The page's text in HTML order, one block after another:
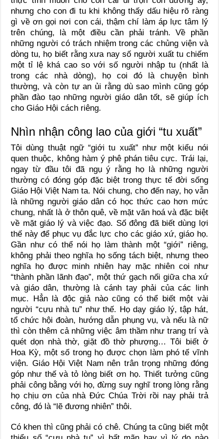
nhưng cho con đi tu khi không thấy dấu hiệu rõ ràng
gì về ơn gọi nơi con cái, thậm chí làm áp lực tâm lý
trên chúng, là một điều cần phải tránh. Về phần
những người có trách nhiệm trong các chủng viện và
dòng tu, họ biết rằng xưa nay số người xuất tu chiếm
một tỉ lệ khá cao so với số người nhập tu (nhất là
trong các nhà dòng), họ coi đó là chuyện bình
thường, và còn tự an ủi rằng dù sao mình cũng góp
phần đào tạo những người giáo dân tốt, sẽ giúp ích
cho Giáo Hội cách riêng.
Nhìn nhận công lao của giới “tu xuất”
Tôi dùng thuật ngữ “giới tu xuất” như một kiểu nói
quen thuộc, không hàm ý phê phán tiêu cực. Trái lại,
ngay từ đầu tôi đã ngụ ý rằng họ là những người
thường có đóng góp đặc biệt trong thực tế đời sống
Giáo Hội Việt Nam ta. Nói chung, cho đến nay, họ vẫn
là những người giáo dân có học thức cao hơn mức
chung, nhất là ở thôn quê, về mặt văn hoá và đặc biệt
về mặt giáo lý và việc đạo. Số đông đã biết dùng lợi
thế này để phục vụ đắc lực cho các giáo xứ, giáo họ.
Gần như có thể nói họ làm thành một “giới” riêng,
không phải theo nghĩa họ sống tách biệt, nhưng theo
nghĩa họ được minh nhiên hay mặc nhiên coi như
“thành phần lãnh đạo”, một thứ gạch nối giữa cha xứ
và giáo dân, thường là cánh tay phải của các linh
mục. Hẳn là độc giả nào cũng có thể biết một vài
người “cựu nhà tu” như thế. Họ dạy giáo lý, tập hát,
tổ chức hội đoàn, hướng dẫn phụng vụ, và nếu là nữ
thì còn thêm cả những việc âm thầm như trang trí và
quét dọn nhà thờ, giặt đồ thờ phượng… Tôi biết ở
Hoa Kỳ, một số trong họ được chọn làm phó tế vĩnh
viện. Giáo Hội Việt Nam nên trân trọng những đóng
góp như thế và tỏ lòng biết ơn họ. Thiết tưởng cũng
phải công bằng với họ, đừng suy nghĩ trong lòng rằng
họ chịu ơn của nhà Đức Chúa Trời rồi nay phải trả
công, đó là “lẽ đương nhiên” thôi.
Có khen thì cũng phải có chê. Chúng ta cũng biết một